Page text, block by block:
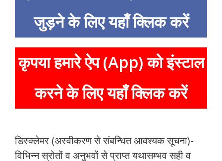
जुड़ने के लिए यहाँ क्लिक करें
कृपया हमारे ऐप (App) को इंस्टाल
करने के लिए यहाँ क्लिक करें
डिस्क्लेमर (अस्वीकरण से संबन्धित आवश्यक सूचना)-
विभिन्न स्रोतों व अनुभवों से प्राप्त यथासम्भव सही व